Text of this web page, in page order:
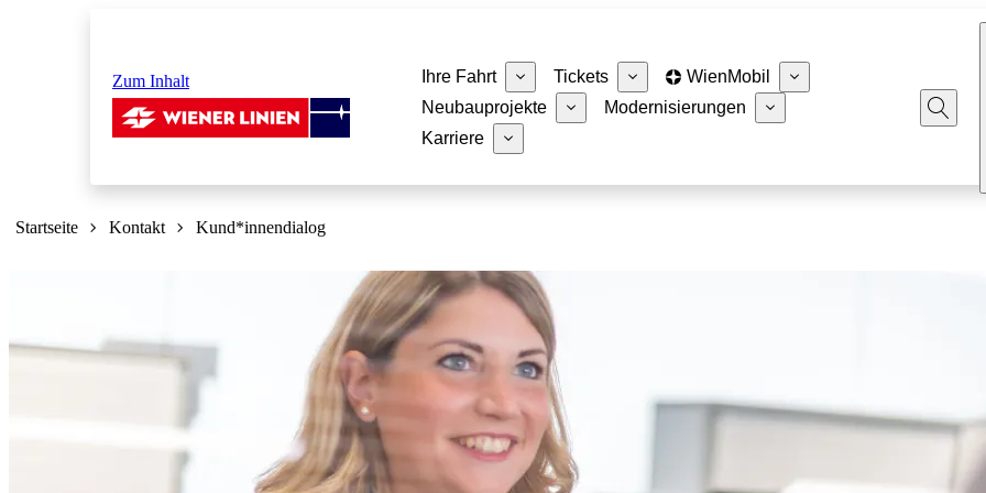
Zum Inhalt Ihre Fahrt Tickets
WienMobil
Neubauprojekte
Modernisierungen
Karriere
hier:
Startseite Kontakt Kund*innendialog